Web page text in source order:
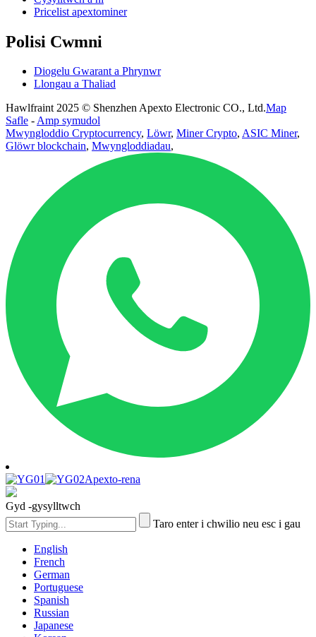
Pricelist apextominer
Polisi Cwmni
Diogelu Gwarant a Phrynwr
Llongau a Thaliad
Hawlfraint 2025 © Shenzhen Apexto Electronic CO., Ltd.Map
Safle -Amp symudol
Mwyngloddio Cryptocurrency, Löwr, Miner Crypto, ASIC Miner,
Glöwr blockchain, Mwyngloddiadau,
Apexto-rena
Gyd -gysylltwch
Taro enter i chwilio neu esc i gau
English
French
German
Portuguese
Spanish
Russian
Japanese